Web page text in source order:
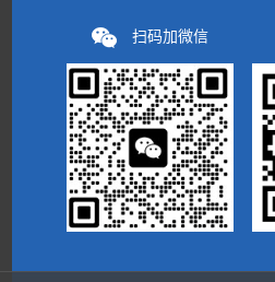
扫码加微信